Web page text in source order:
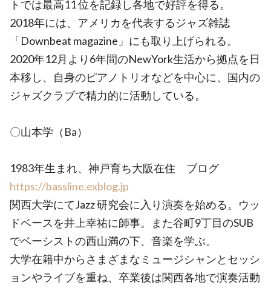
トでは最高11 位を記録し各地で好評を得る。
2018年には、アメリカを代表するジャズ雑誌
「Downbeat magazine」にも取り上げられる。
2020年12月より6年間のNewYork生活から拠点を日
本移し、自身のピアノトリオなどを中心に、国内の
ジャズクラブで精力的に活動している。
〇山本学（Ba）
1983年生まれ、神戸育ち大阪在住 ブログ
https://bassline.exblog.jp
関西大学にてJazz 研究会に入り演奏を始める。ウッ
ドベースを井上幸祐に師事。また谷町9丁目のSUB
でベーシストの西山満の下、音楽を学ぶ。
大学在籍中からさまざまなミュージシャンとセッシ
ョンやライブを重ね、卒業後は関西各地で演奏活動